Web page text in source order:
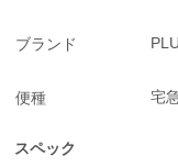
ブランド
便種 宅
スペック